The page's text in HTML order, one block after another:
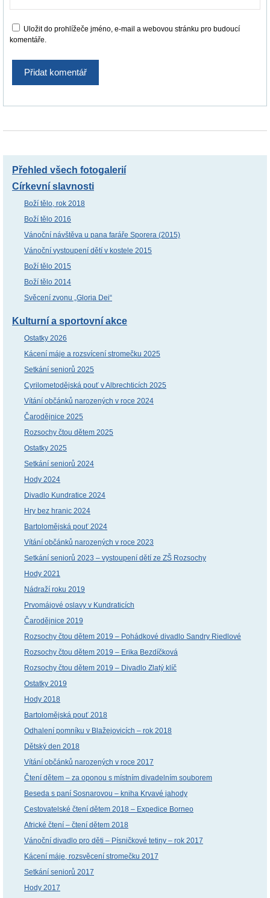
Uložit do prohlížeče jméno, e-mail a webovou stránku pro budoucí
komentáře.
Přehled všech fotogalerií
Církevní slavnosti
Boží tělo, rok 2018
Boží tělo 2016
Vánoční návštěva u pana faráře Sporera (2015)
Vánoční vystoupení dětí v kostele 2015
Boží tělo 2015
Boží tělo 2014
Svěcení zvonu „Gloria Dei“
Kulturní a sportovní akce
Ostatky 2026
Kácení máje a rozsvícení stromečku 2025
Setkání seniorů 2025
Cyrilometodějská pouť v Albrechticích 2025
Vítání občánků narozených v roce 2024
Čarodějnice 2025
Rozsochy čtou dětem 2025
Ostatky 2025
Setkání seniorů 2024
Hody 2024
Divadlo Kundratice 2024
Hry bez hranic 2024
Bartolomějská pouť 2024
Vítání občánků narozených v roce 2023
Setkání seniorů 2023 – vystoupení dětí ze ZŠ Rozsochy
Hody 2021
Nádraží roku 2019
Prvomájové oslavy v Kundraticích
Čarodějnice 2019
Rozsochy čtou dětem 2019 – Pohádkové divadlo Sandry Riedlové
Rozsochy čtou dětem 2019 – Erika Bezdíčková
Rozsochy čtou dětem 2019 – Divadlo Zlatý klíč
Ostatky 2019
Hody 2018
Bartolomějská pouť 2018
Odhalení pomníku v Blažejovicích – rok 2018
Dětský den 2018
Vítání občánků narozených v roce 2017
Čtení dětem – za oponou s místním divadelním souborem
Beseda s paní Sosnarovou – kniha Krvavé jahody
Cestovatelské čtení dětem 2018 – Expedice Borneo
Africké čtení – čtení dětem 2018
Vánoční divadlo pro děti – Písničkové tetiny – rok 2017
Kácení máje, rozsvěcení stromečku 2017
Setkání seniorů 2017
Hody 2017